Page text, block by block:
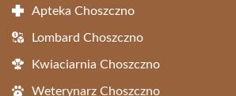
Apteka Choszczno
Lombard Choszczno
Kwiaciarnia Choszczno
Weterynarz Choszczno